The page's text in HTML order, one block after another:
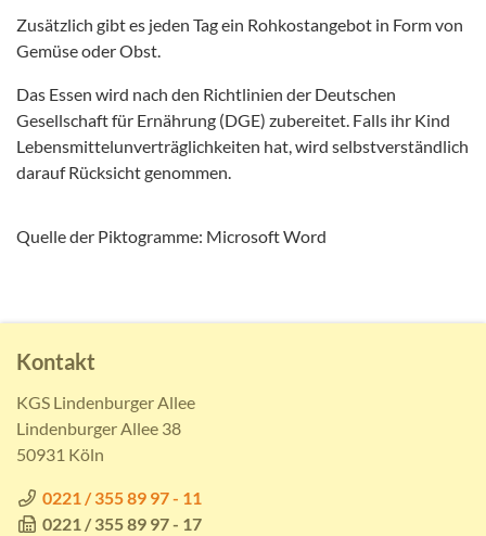
Zusätzlich gibt es jeden Tag ein Rohkostangebot in Form von
Gemüse oder Obst.
Das Essen wird nach den Richtlinien der Deutschen
Gesellschaft für Ernährung (DGE) zubereitet. Falls ihr Kind
Lebensmittelunverträglichkeiten hat, wird selbstverständlich
darauf Rücksicht genommen.
Quelle der Piktogramme: Microsoft Word
Kontakt
KGS Lindenburger Allee
Lindenburger Allee 38
50931 Köln
0221 / 355 89 97 - 11
0221 / 355 89 97 - 17